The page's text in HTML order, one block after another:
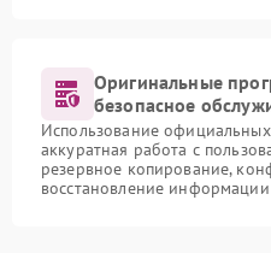
Оригинальные
безопасное
Использование
аккуратная работа с
резервное копирование,
восстановление